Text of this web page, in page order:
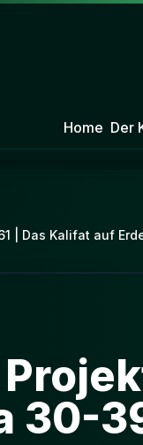
Home Der
| Das Kalifat auf
30-